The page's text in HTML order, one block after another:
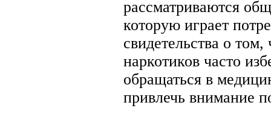
рассматриваются
которую играет
свидетельства о
наркотиков часто
обращаться в
привлечь внимание